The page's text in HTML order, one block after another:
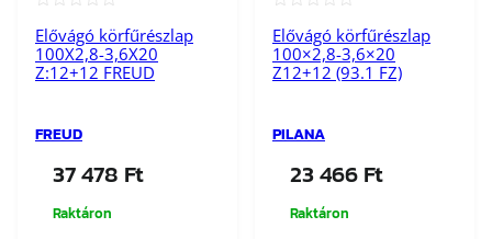
n
y
i
g
Elővágó körfűrészlap
100X2,8-3,6X20
Z:12+12 FREUD
FREUD
37 478 Ft
Raktáron
Elővágó körfűrészlap
100×2,8-3,6×20
Z12+12 (93.1 FZ)
PILANA
23 466Ft
Raktáron